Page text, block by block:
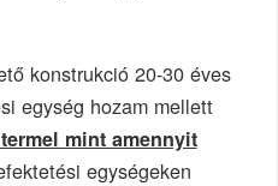
konstrukció 20-30 éves
egység hozam mellett
mint amennyit
egységeken